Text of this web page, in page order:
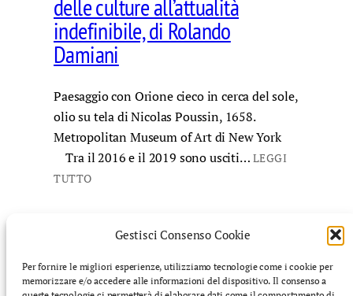
Gestisci Consenso Cookie
Per fornire le migliori esperienze, utilizziamo tecnologie come i cookie per
memorizzare e/o accedere alle informazioni del dispositivo. Il consenso a
delle culture all’attualità
indefinibile, di Rolando
Damiani
Paesaggio con Orione cieco in cerca del sole,
olio su tela di Nicolas Poussin, 1658.
Metropolitan Museum of Art di New York
Tra il 2016 e il 2019 sono usciti… LEGGI
TUTTO
©️ Finnegans: rivista di cultura mediterranea – Tutti i